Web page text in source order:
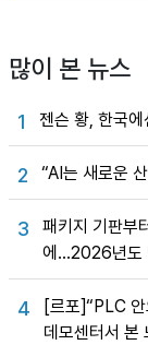
많이 본 뉴스
1 젠슨 황, 한국
2 “AI는 새로운
3
패키지 기판부
에…2026년도
4
[르포]“PLC
데모센터서 본